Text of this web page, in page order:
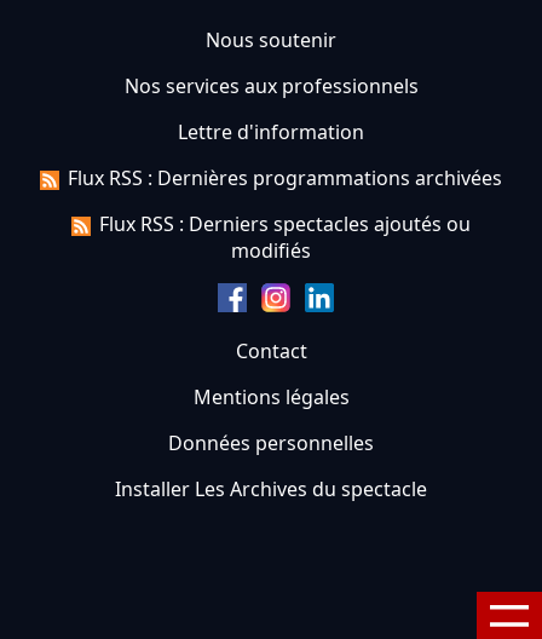
Nous soutenir
Nos services aux professionnels
Lettre d'information
Flux RSS : Dernières programmations archivées
Flux RSS : Derniers spectacles ajoutés ou
modifiés
Contact
Mentions légales
Données personnelles
Installer Les Archives du spectacle